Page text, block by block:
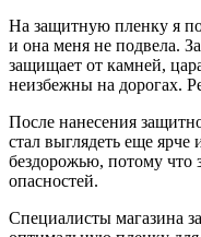
На защитную пленку я
и она меня не подвела.
защищает от камней,
неизбежны на дорогах.
После нанесения
стал выглядеть еще ярче
бездорожью, потому что
опасностей.
Специалисты магазина